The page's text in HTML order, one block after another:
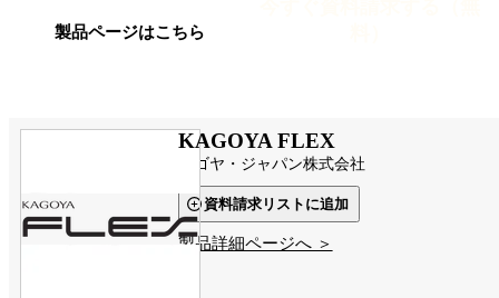
製品ページはこちら
KAGOYA FLEX
カゴヤ・ジャパン株式会社
資料請求リストに追加
製品詳細ページへ ＞